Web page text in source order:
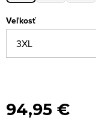
Veľkosť
94,95 €